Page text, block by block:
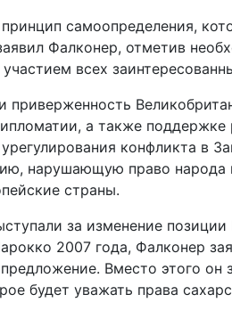
самоопределения,
Фалконер, отметив
всех
приверженность
а также поддержке
конфликта в
нарушающую право народа
страны.
за изменение
2007 года, Фалконер
Вместо этого он
будет уважать права